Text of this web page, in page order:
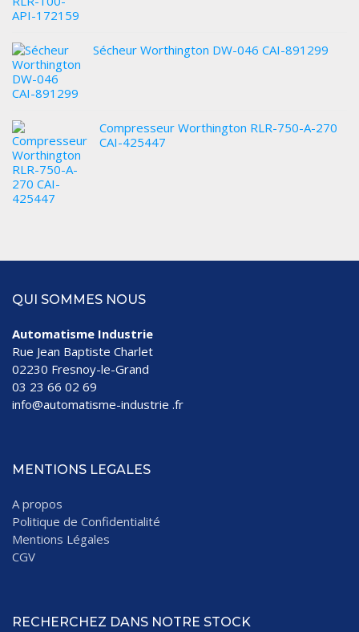
Sécheur Worthington DW-046 CAI-891299
Compresseur Worthington RLR-750-A-270
CAI-425447
QUI SOMMES NOUS
Automatisme Industrie
Rue Jean Baptiste Charlet
02230 Fresnoy-le-Grand
03 23 66 02 69
info@automatisme-industrie .fr
MENTIONS LEGALES
A propos
Politique de Confidentialité
Mentions Légales
CGV
RECHERCHEZ DANS NOTRE STOCK